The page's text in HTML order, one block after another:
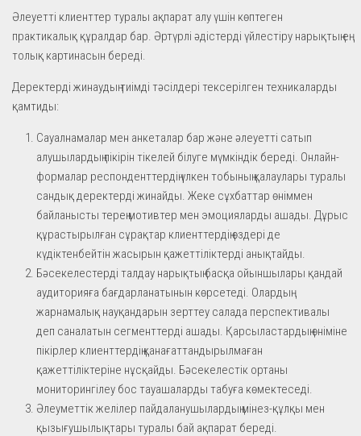
Әлеуетті клиенттер туралы ақпарат алу үшін көптеген
практикалық құралдар бар. Әртүрлі әдістерді үйлестіру нарықтың ең
толық картинасын береді.
Деректерді жинаудың тиімді тәсілдері тексерілген техникаларды
қамтиды:
Сауалнамалар мен анкеталар бар және әлеуетті сатып
алушылардың пікірін тікелей білуге мүмкіндік береді. Онлайн-
формалар респонденттердің үлкен тобының қалаулары туралы
сандық деректерді жинайды. Жеке сұхбаттар өніммен
байланысты терең мотивтер мен эмоцияларды ашады. Дұрыс
құрастырылған сұрақтар клиенттердің өздері де
күдіктенбейтін жасырын қажеттіліктерді анықтайды.
Бәсекелестерді талдау нарықтың басқа ойыншылары қандай
аудиторияға бағдарланатынын көрсетеді. Олардың
жарнамалық науқандарын зерттеу салада перспективалы
деп саналатын сегменттерді ашады. Қарсыластардың өніміне
пікірлер клиенттердің қанағаттандырылмаған
қажеттіліктеріне нұсқайды. Бәсекелестік ортаны
мониторингілеу бос тауашаларды табуға көмектеседі.
Әлеуметтік желілер пайдаланушылардың мінез-құлқы мен
қызығушылықтары туралы бай ақпарат береді.